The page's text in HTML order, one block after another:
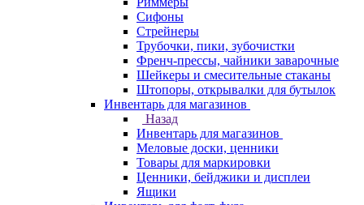
Сифоны
Стрейнеры
Трубочки, пики, зубочистки
Френч-прессы, чайники заварочные
Шейкеры и смесительные стаканы
Штопоры, открывалки для бутылок
Инвентарь для магазинов
Назад
Инвентарь для магазинов
Меловые доски, ценники
Товары для маркировки
Ценники, бейджики и дисплеи
Ящики